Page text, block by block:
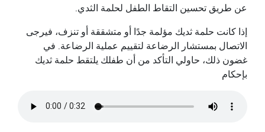
عن طريق تحسين التقاط الطفل لحلمة الثدي.
إذا كانت حلمة ثديك مؤلمة جدًا أو متشققة أو تنزف، فيرجى
الاتصال بمستشار الرضاعة لتقييم عملية الرضاعة. في
غضون ذلك، حاولي التأكد من أن طفلك يلتقط حلمة ثديك
بإحكام